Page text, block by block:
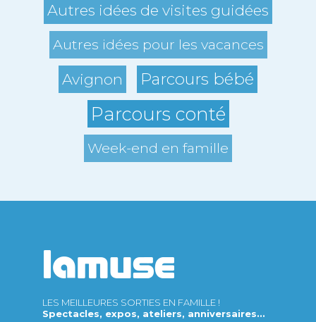
Autres idées de visites guidées
Autres idées pour les vacances
Avignon Parcours bébé
Parcours conté
Week-end en famille
LES MEILLEURES SORTIES EN FAMILLE !
Spectacles, expos, ateliers, anniversaires...